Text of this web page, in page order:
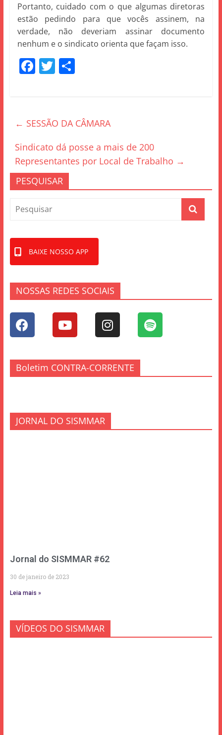
Portanto, cuidado com o que algumas diretoras
estão pedindo para que vocês assinem, na
verdade, não deveriam assinar documento
nenhum e o sindicato orienta que façam isso.
F
b
o
o
k
T S
e
← SESSÃO DA CÂMARA
Sindicato dá posse a mais de 200
Representantes por Local de Trabalho →
PESQUISAR
BAIXE NOSSO APP
NOSSAS REDES SOCIAIS
Boletim CONTRA-CORRENTE
JORNAL DO SISMMAR
Jornal do SISMMAR #62
30 de janeiro de 2023
Leia mais »
VÍDEOS DO SISMMAR